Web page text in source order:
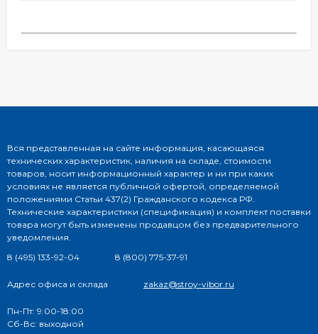
Вся представленная на сайте информация, касающаяся
технических характеристик, наличия на складе, стоимости
товаров, носит информационный характер и ни при каких
условиях не является публичной офертой, определяемой
положениями Статьи 437(2) Гражданского кодекса РФ.
Технические характеристики (спецификация) и комплект поставки
товара могут быть изменены продавцом без предварительного
уведомления.
8 (495) 133-92-04
8 (800) 775-37-91
Адрес офиса и склада zakaz@stroy-vibor.ru
Пн-Пт: 9:00-18:00
Сб-Вс: выходной